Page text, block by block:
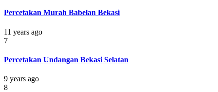
Percetakan Murah Babelan Bekasi
11 years ago
7
Percetakan Undangan Bekasi Selatan
9 years ago
8